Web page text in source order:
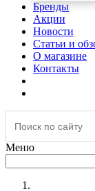
Бренды
Акции
Новости
Статьи и
О магазине
Контакты
Меню